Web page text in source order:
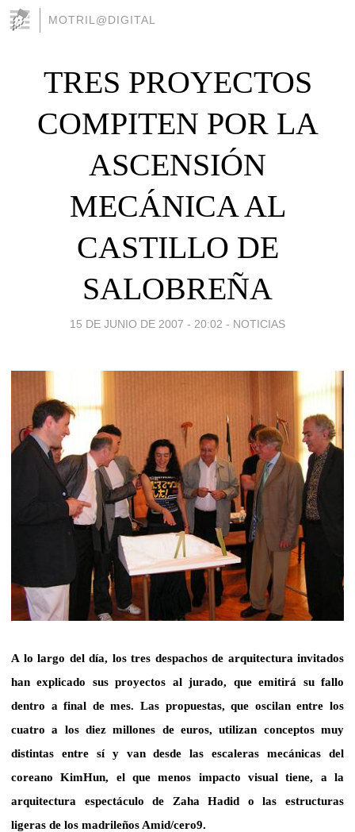
MOTRIL@DIGITAL
TRES PROYECTOS
COMPITEN POR LA
ASCENSIÓN
MECÁNICA AL
CASTILLO DE
SALOBREÑA
15 DE JUNIO DE 2007 - 20:02 - NOTICIAS
A lo largo del día, los tres despachos de arquitectura invitados
han explicado sus proyectos al jurado, que emitirá su fallo
dentro a final de mes. Las propuestas, que oscilan entre los
cuatro a los diez millones de euros, utilizan conceptos muy
distintas entre sí y van desde las escaleras mecánicas del
coreano KimHun, el que menos impacto visual tiene, a la
arquitectura espectáculo de Zaha Hadid o las estructuras
ligeras de los madrileños Amid/cero9.